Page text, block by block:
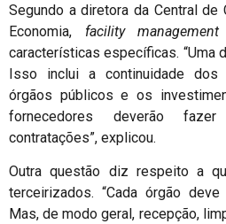
Segundo a diretora da Central
Economia, facility management
características específicas. “Uma
Isso inclui a continuidade dos
órgãos públicos e os
fornecedores deverão
contratações”, explicou.
Outra questão diz respeito a
terceirizados. “Cada órgão
Mas, de modo geral, recepção,